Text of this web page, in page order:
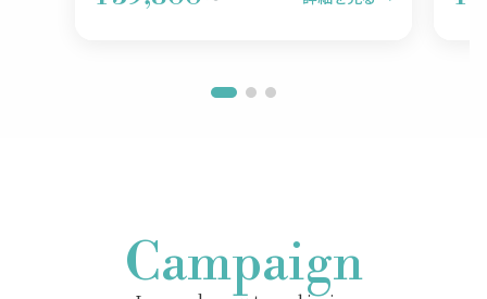
Campaign